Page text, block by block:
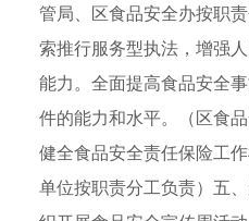
管局、区食品安全办按职
索推行服务型执法，增强
能力。全面提高食品安全
件的能力和水平。（区食
健全食品安全责任保险工
单位按职责分工负责）五